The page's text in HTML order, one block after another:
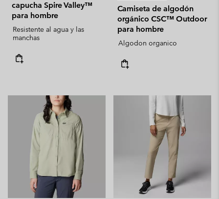
capucha Spire Valley™
para hombre
Resistente al agua y las
manchas
Camiseta de algodón
orgánico CSC™ Outdoor
para hombre
Algodon organico